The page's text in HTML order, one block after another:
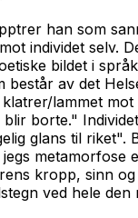
han som
individet selv.
bildet i
av det
lammet
borte."
glans til
kropp, sinn
ved hele